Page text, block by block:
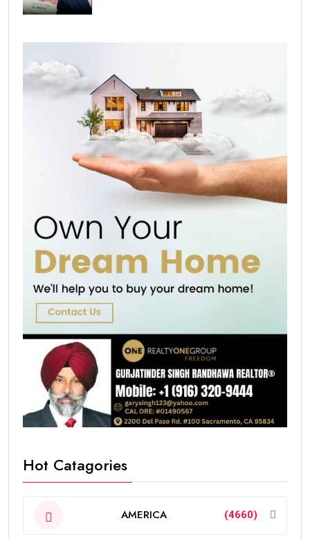
Hot Catagories
AMERICA (4660)